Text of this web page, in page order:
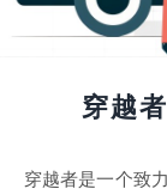
穿越
穿越者是一个致